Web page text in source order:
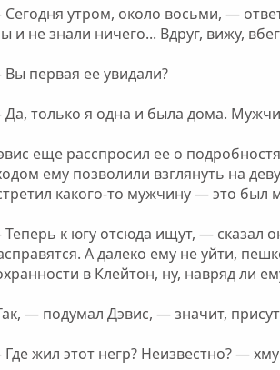
утром, около восьми, —
и не знали ничего... Вдруг, вижу,
первая ее увидали?
только я одна и была дома.
еще расспросил ее о
ему позволили взглянуть на
какого-то мужчину — это был
к югу отсюда ищут, — сказал
А далеко ему не уйти,
в Клейтон, ну, навряд ли
— подумал Дэвис, — значит,
жил этот негр? Неизвестно? —